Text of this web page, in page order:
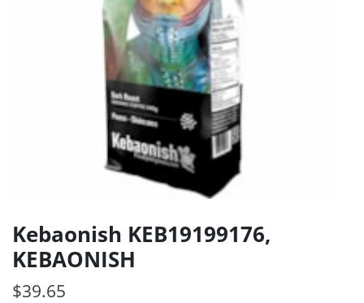
Kebaonish KEB19199176,
KEBAONISH
$39.65